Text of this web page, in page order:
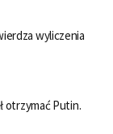
wyliczenia
otrzymać Putin.